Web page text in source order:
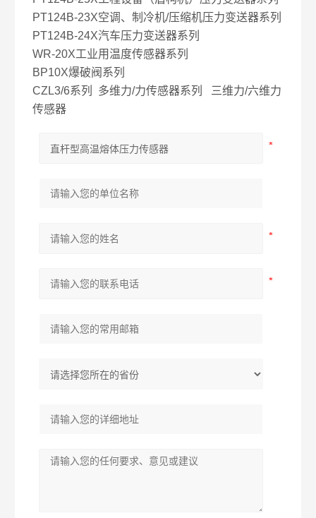
PT124B-23X空调、制冷机/压缩机压力变送器系列
PT124B-24X汽车压力变送器系列
WR-20X工业用温度传感器系列
BP10X爆破阀系列
CZL3/6系列 多维力/力传感器系列 三维力/六维力
传感器